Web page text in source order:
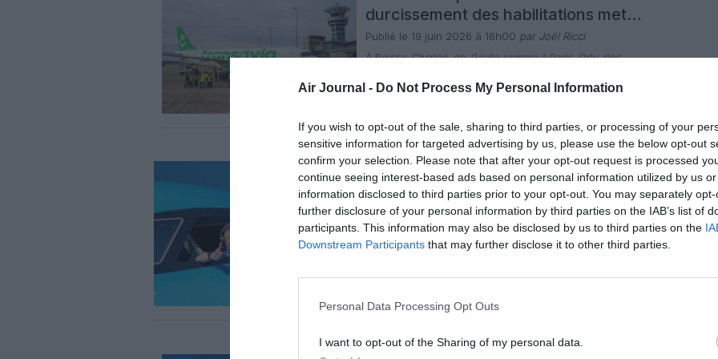
Air Journal - Do Not Process My Personal Information
If you wish to opt-out of the sale, sharing to third parties, or processing of your
sensitive information for targeted advertising by us, please use the below opt-out
confirm your selection. Please note that after your opt-out request is processed
continue seeing interest-based ads based on personal information utilized by us
information disclosed to third parties prior to your opt-out. You may separately
further disclosure of your personal information by third parties on the IAB’s list of
participants. This information may also be disclosed by us to third parties on the
Downstream Participants that may further disclose it to other third parties.
Personal Data Processing Opt Outs
I want to opt-out of the Sharing of my personal data.
durcissement des habilitations met
des milliers de salariés de Roissy et
Orly sous pression
Publié le 19 juin 2026 à 16h00 par Joël Ricci
À Roissy-Charles-de-Gaulle comme à Paris-Orly, des
racontent avoir découvert du jour au lendemain que leur
badge ne passait plus les portiques, sans explication claire
aux zones de sûreté à accès […]
Actualité Perspective
KLM : les pilotes obtiennent une
hausse salariale de 4,75% après des
mois de tensions
Publié le 2 juin 2026 à 11h00par Joël Ricci
Après des mois de discussions difficiles, la compagnie
billets à tarif réduit, dans un contexte marqué par des […]